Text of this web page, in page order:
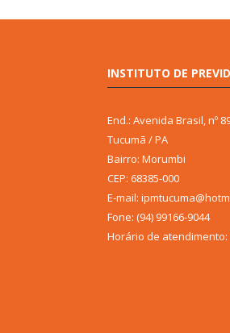
INSTITUTO DE
End.: Avenida Brasil, nº
Tucumã / PA
Bairro: Morumbi
CEP: 68385-000
E-mail:
Fone: (94) 99166-9044
Horário de atendimento: